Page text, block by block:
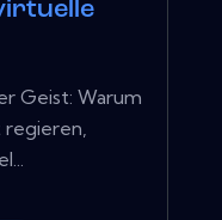
Geist: Warum